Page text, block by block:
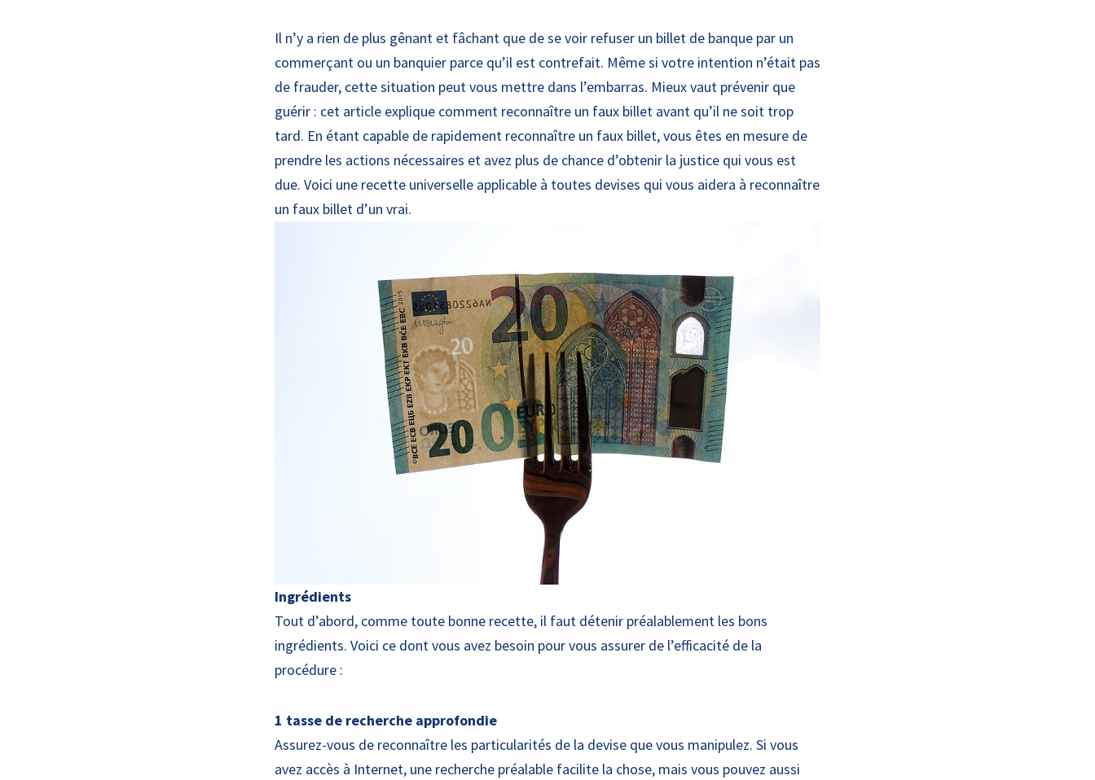
Il n’y a rien de plus gênant et fâchant que de se voir refuser un billet de banque par un
commerçant ou un banquier parce qu’il est contrefait. Même si votre intention n’était pas
de frauder, cette situation peut vous mettre dans l’embarras. Mieux vaut prévenir que
guérir : cet article explique comment reconnaître un faux billet avant qu’il ne soit trop
tard. En étant capable de rapidement reconnaître un faux billet, vous êtes en mesure de
prendre les actions nécessaires et avez plus de chance d’obtenir la justice qui vous est
due. Voici une recette universelle applicable à toutes devises qui vous aidera à reconnaître
un faux billet d’un vrai.
Ingrédients
Tout d’abord, comme toute bonne recette, il faut détenir préalablement les bons
ingrédients. Voici ce dont vous avez besoin pour vous assurer de l’efficacité de la
procédure :
1 tasse de recherche approfondie
Assurez-vous de reconnaître les particularités de la devise que vous manipulez. Si vous
avez accès à Internet, une recherche préalable facilite la chose, mais vous pouvez aussi